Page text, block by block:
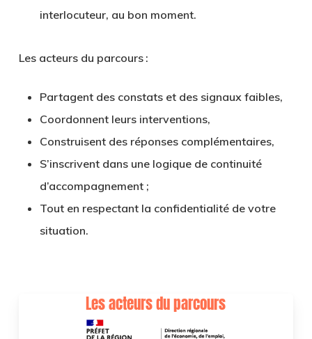
interlocuteur, au bon moment.
Les acteurs du parcours :
Partagent des constats et des signaux faibles,
Coordonnent leurs interventions,
Construisent des réponses complémentaires,
S’inscrivent dans une logique de continuité
d’accompagnement ;
Tout en respectant la confidentialité de votre
situation.
Les acteurs du parcours